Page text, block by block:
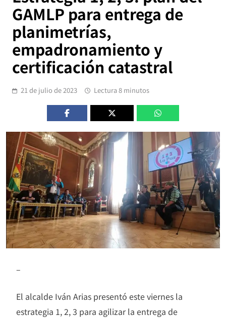
GAMLP para entrega de
planimetrías,
empadronamiento y
certificación catastral
21 de julio de 2023 Lectura 8 minutos
–
El alcalde Iván Arias presentó este viernes la
estrategia 1, 2, 3 para agilizar la entrega de